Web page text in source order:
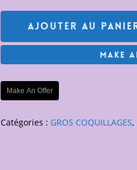
Ajouter Au
Make
Make An Offer
Catégories : GROS COQUILLAGES,